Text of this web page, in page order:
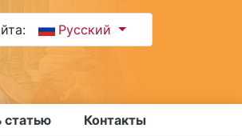
Русский
статью Контакты